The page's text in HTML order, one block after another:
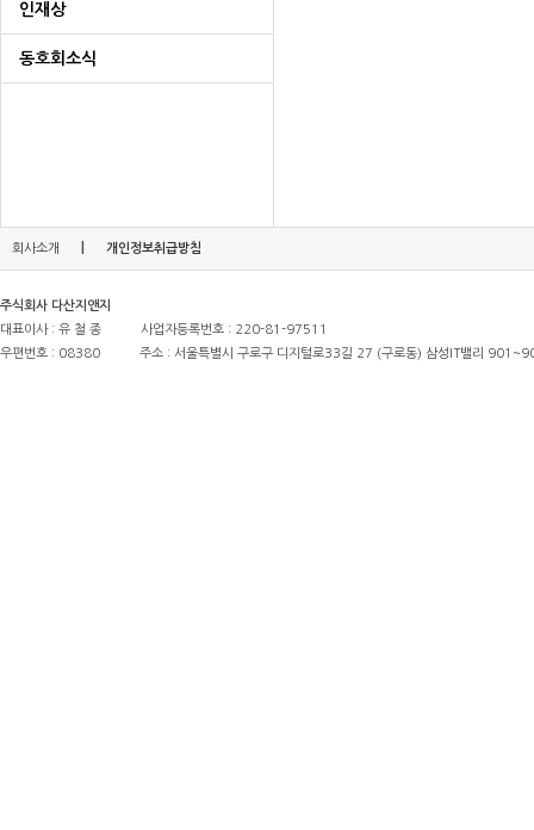
인재상
동호회소식
회사소개 개인정보취급방침
주식회사 다산지앤지
대표이사 : 유 철 종
사업자등록번호 : 220-81-97511
우편번호 : 08380
주소 : 서울특별시 구로구 디지털로33길 27 (구로동) 삼성IT밸리